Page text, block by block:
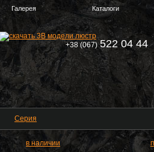
Галерея Каталоги
+38 (067) 522 04 44
Серия
в наличии